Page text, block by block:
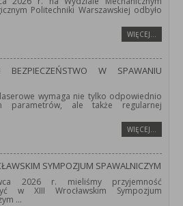
Politechniki Warszawskiej odbyło
WIĘCEJ…
W SPAWANIU
wymaga nie tylko odpowiednio
parametrów, ale także regularnej
WIĘCEJ…
SYMPOZJUM SPAWALNICZYM
2026 r. mieliśmy przyjemność
w XIII Wrocławskim Sympozjum
...